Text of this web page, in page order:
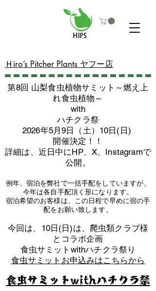
​Ｈiro’s Pitcher Plants ヤフー店
第8回 山梨食虫植物サミット～燃え上
れ食虫植物～
with
​ハチクラ祭
2026年5月9日（土）10日(日)
​開催決定！！
詳細は、近日中にHP、X、Instagramで
公開。
例年、宿泊を弊社で一括手配をしていますが、
今年は各自手配頂く形になります。
​宿泊希望のお客様は、この日程で早めに宿の手
配をお願い致します。
​今回は、10日(日)は、爬虫類クラブ様
とコラボ企画
​食虫サミットwithハチクラ祭り
食虫サミットお申込みはこちらから
食虫サミットwithハチクラ祭